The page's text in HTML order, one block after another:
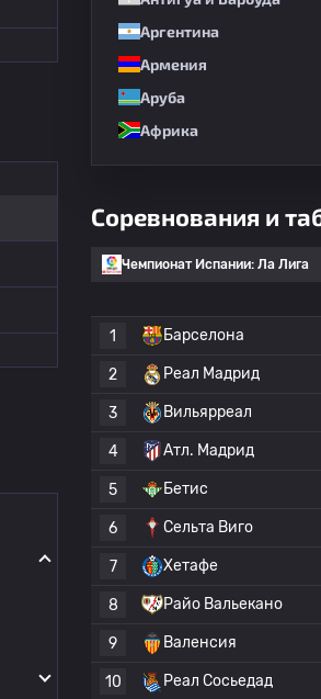
Аргентина
Армения
Аруба
Африка
Соревнования и
Чемпионат Испании: Ла Лига
1
Барселона
2 Реал Мадрид
3 Вильярреал
4 Атл. Мадрид
5 Бетис
6 Сельта Виго
7 Хетафе
8 Райо Вальекано
9 Валенсия
10 Реал Сосьедад